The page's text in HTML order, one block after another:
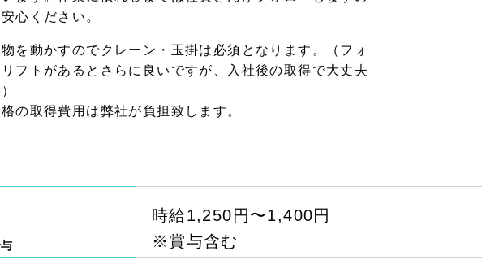
心ください。
を動かすのでクレーン・玉掛は必須となります。（フォ
フトがあるとさらに良いですが、入社後の取得で大丈夫
の取得費用は弊社が負担致します。
時給1,250円〜1,400円
※賞与含む